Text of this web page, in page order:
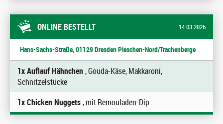
ONLINE BESTELLT 14.03.2026
Hans-Sachs-Straße, 01129 Dresden Pieschen-Nord/Trachenberge
1x Auflauf Hähnchen, Gouda-Käse, Makkaroni,
Schnitzelstücke
1x Chicken Nuggets, mit Remouladen-Dip